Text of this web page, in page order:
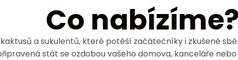
Co nabízíme?
a sukulentů, které potěší začátečníky i zkušené
stát se ozdobou vašeho domova, kanceláře